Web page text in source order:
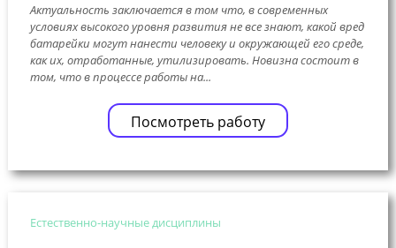
Актуальность заключается в том что, в современных
условиях высокого уровня развития не все знают, какой вред
батарейки могут нанести человеку и окружающей его среде,
как их, отработанные, утилизировать. Новизна состоит в
том, что в процессе работы на...
Посмотреть работу
Естественно-научные дисциплины